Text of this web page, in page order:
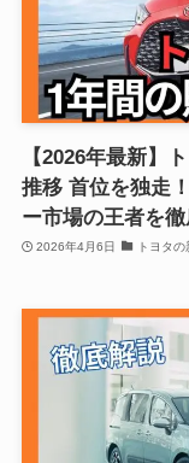
【2026年最新】
推移 首位を独走
ー市場の王者を徹
2026年4月6日 トヨタ